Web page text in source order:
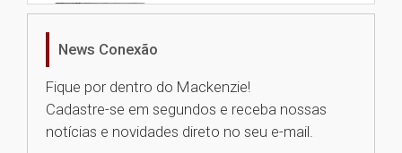
Nova apresentação do Centro
Universidade Mackenzie
realizará nova edição da Feira
News Conexão
Fique por dentro do Mackenzie!
Cadastre-se em segundos e receba nossas
notícias e novidades direto no seu e-mail.